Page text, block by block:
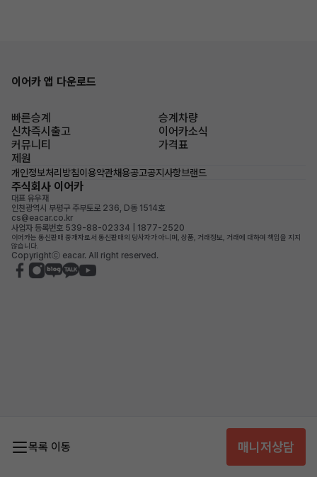
목록 이동 매니저상담
이어카 앱 다운로드
빠른승계
승계차량
신차즉시출고
이어카소식
커뮤니티
가격표
제원
개인정보처리방침이용약관채용공고공지사항브랜드
주식회사 이어카
대표 유우재
인천광역시 부평구 주부토로 236, D동 1514호
cs@eacar.co.kr
사업자 등록번호 539-88-02334 | 1877-2520
이어카는 통신판매 중개자로서 통신판매의 당사자가 아니며, 상품, 거래정보, 거래에 대하여 책임을 지지
않습니다.
Copyrightⓒ eacar. All right reserved.